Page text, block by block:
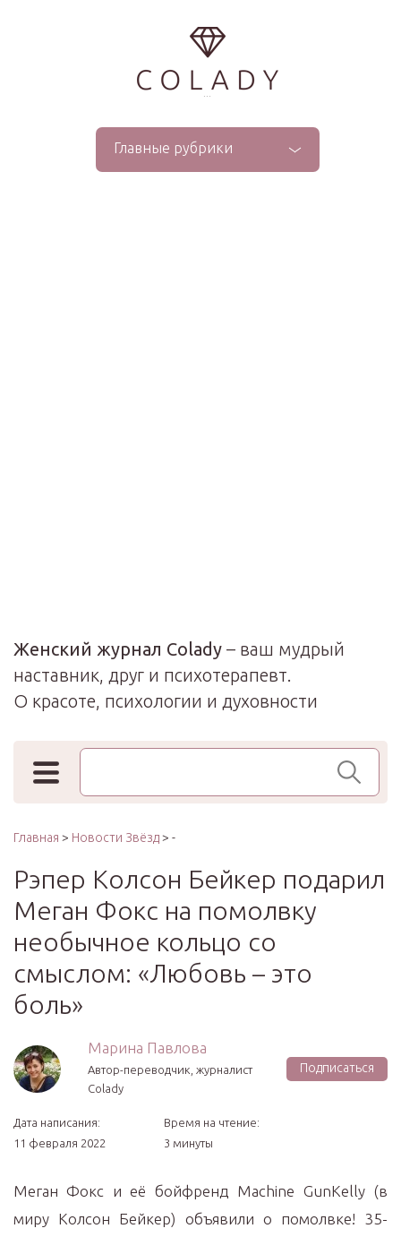
Главные рубрики
Женский журнал Colady – ваш мудрый
наставник, друг и психотерапевт.
О красоте, психологии и духовности
Поиск по сайту
Главная > Новости Звёзд> -
Рэпер Колсон Бейкер подарил
Меган Фокс на помолвку
необычное кольцо со
смыслом: «Любовь – это
боль»
Марина Павлова
Автор-переводчик, журналист
Colady
Подписаться
Дата написания:
11 февраля 2022
Время на чтение:
3 минуты
Меган Фокс и её бойфренд Machine GunKelly (в
миру Колсон Бейкер) объявили о помолвке! 35-